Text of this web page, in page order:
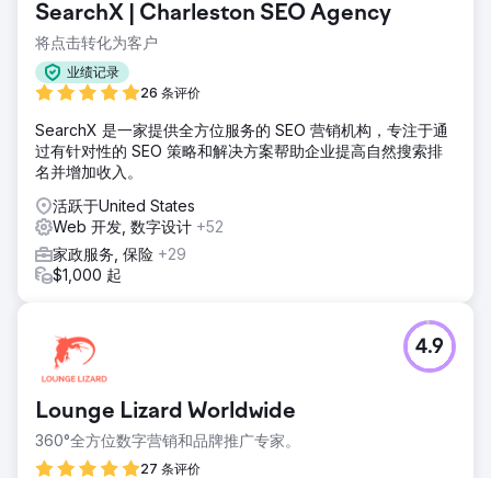
SearchX | Charleston SEO Agency
将点击转化为客户
业绩记录
26 条评价
SearchX 是一家提供全方位服务的 SEO 营销机构，专注于通
过有针对性的 SEO 策略和解决方案帮助企业提高自然搜索排
名并增加收入。
活跃于United States
Web 开发, 数字设计 +52
家政服务, 保险 +29
$1,000 起
Lounge Lizard Worldwide
360°全方位数字营销和品牌推广专家。
27 条评价
4.9